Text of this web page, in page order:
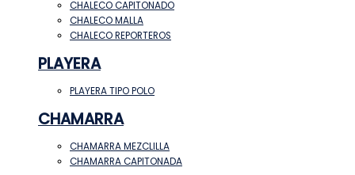
CHALECO CAPITONADO
CHALECO MALLA
CHALECO REPORTEROS
PLAYERA
PLAYERA TIPO POLO
CHAMARRA
CHAMARRA MEZCLILLA
CHAMARRA CAPITONADA